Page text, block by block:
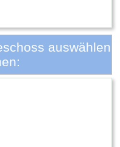
auswählen